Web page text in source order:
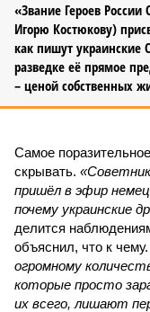
«Звание Героев
Игорю Костюкову)
как пишут украинские
разведке её прямое
– ценой собственных
Самое
скрывать.
пришёл в эфир
почему украинские
делится
объяснил, что к чему.
огромному
которые просто
их всего, лишают